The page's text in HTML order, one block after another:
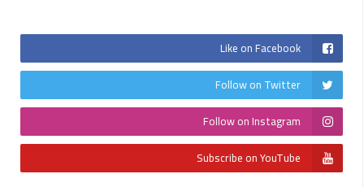
Like on Facebook
Follow on Twitter
Follow on Instagram
Subscribe on YouTube